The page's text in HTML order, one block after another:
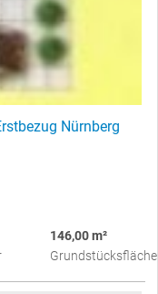
Nürnberg
146,00 m²
Grundstücksfläche